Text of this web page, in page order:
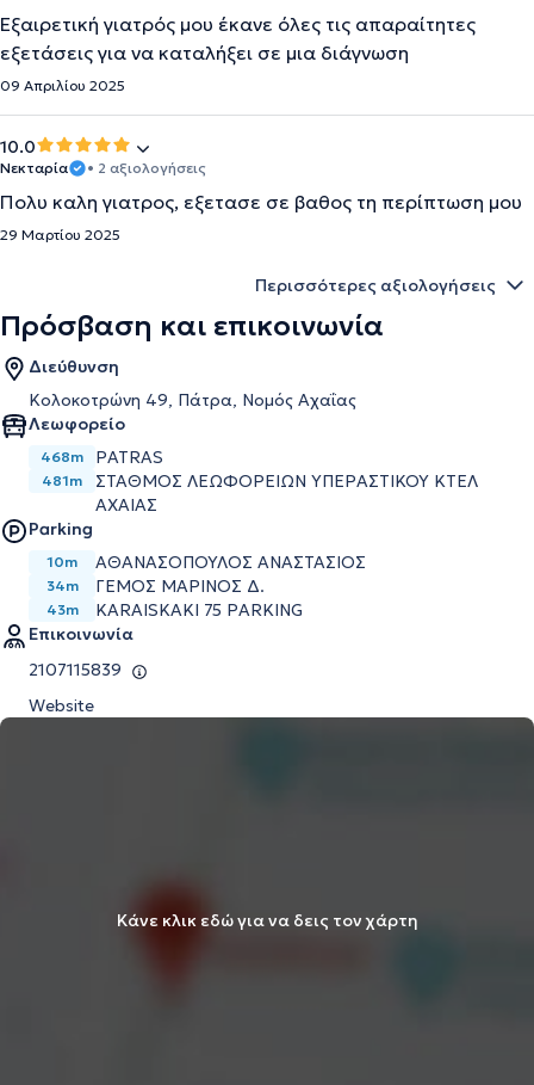
Εξαιρετική γιατρός μου έκανε όλες τις απαραίτητες
εξετάσεις για να καταλήξει σε μια διάγνωση
09 Απριλίου 2025
10.0
Νεκταρία • 2 αξιολογήσεις
Πολυ καλη γιατρος, εξετασε σε βαθος τη περίπτωση μου
29 Μαρτίου 2025
Περισσότερες αξιολογήσεις
Πρόσβαση και επικοινωνία
Διεύθυνση
Κολοκοτρώνη 49, Πάτρα, Νομός Αχαΐας
Λεωφορείο
468m PATRAS
481m
ΣΤΑΘΜΟΣ ΛΕΩΦΟΡΕΙΩΝ ΥΠΕΡΑΣΤΙΚΟΥ ΚΤΕΛ
ΑΧΑΙΑΣ
Parking
10m ΑΘΑΝΑΣΟΠΟΥΛΟΣ ΑΝΑΣΤΑΣΙΟΣ
34m ΓΕΜΟΣ ΜΑΡΙΝΟΣ Δ.
43m
KARAISKAKI 75 PARKING
Επικοινωνία
2107115839
Website
Κάνε κλικ εδώ για να δεις τον χάρτη